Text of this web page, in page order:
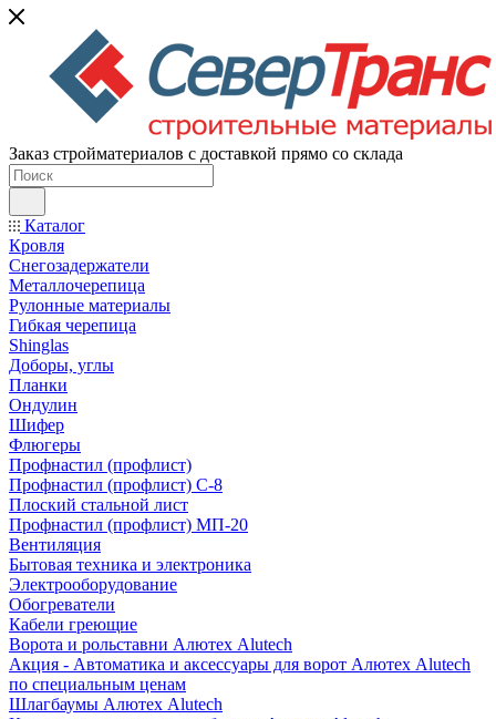
Заказ стройматериалов с доставкой прямо со склада
Каталог
Кровля
Снегозадержатели
Металлочерепица
Рулонные материалы
Гибкая черепица
Shinglas
Доборы, углы
Планки
Ондулин
Шифер
Флюгеры
Профнастил (профлист)
Профнастил (профлист) С-8
Плоский стальной лист
Профнастил (профлист) МП-20
Вентиляция
Бытовая техника и электроника
Электрооборудование
Обогреватели
Кабели греющие
Ворота и рольставни Алютех Alutech
Акция - Автоматика и аксессуары для ворот Алютех Alutech
по специальным ценам
Шлагбаумы Алютех Alutech